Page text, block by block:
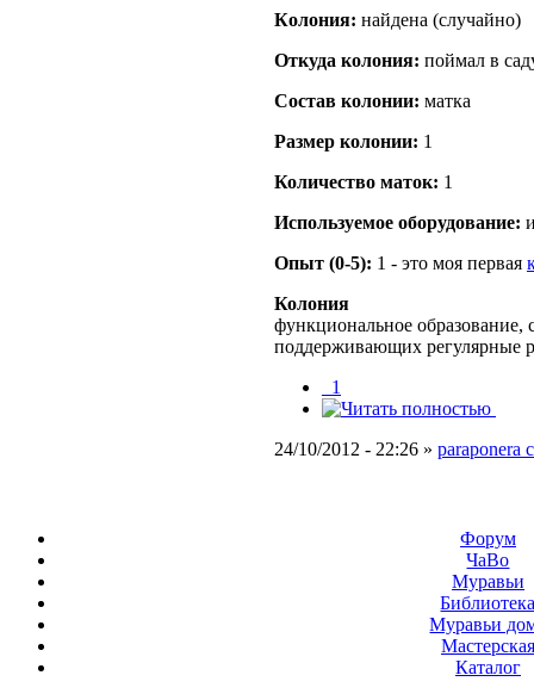
Кoлония: найдена (случайно)
Откуда кoлония: поймал в
Состав кoлонии: матка
Размер кoлонии: 1
Количество маток: 1
Используемое оборудование:
Опыт (0-5): 1 - это моя первая
Колония
функциональное образование,
поддерживающих регулярные
_1
24/10/2012 - 22:26 » paraponera
Форум
ЧаВо
Муравьи
Муравьи
Мастерская
Каталог